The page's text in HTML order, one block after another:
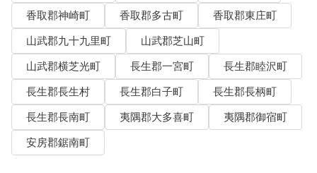
香取郡神崎町
香取郡多古町
香取郡東庄町
山武郡九十九里町
山武郡芝山町
山武郡横芝光町
長生郡一宮町
長生郡睦沢町
長生郡長生村
長生郡白子町
長生郡長柄町
長生郡長南町
夷隅郡大多喜町
夷隅郡御宿町
安房郡鋸南町